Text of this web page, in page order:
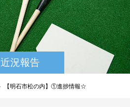
近況報告
【明石市松の内】①進捗情報☆